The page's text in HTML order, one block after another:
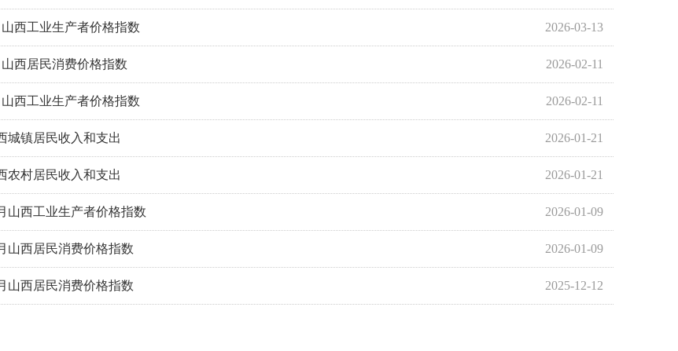
2026-03-13
山西工业生产者价格指数
2026-02-11
山西居民消费价格指数
2026-02-11
山西工业生产者价格指数
2026-01-21
城镇居民收入和支出
2026-01-21
农村居民收入和支出
2026-01-09
山西工业生产者价格指数
2026-01-09
山西居民消费价格指数
2025-12-12
山西居民消费价格指数